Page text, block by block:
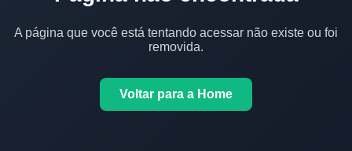
A página que você está tentando acessar não existe ou foi
removida.
Voltar para a Home